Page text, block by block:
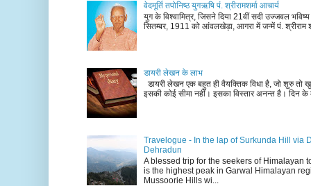
वेदमूर्ति तपोनिष्ठ युगऋषि पं. श्रीरामशर्मा आचार्य
युग के विश्वामित्र, जिसने दिया 21वीं सदी उज्जवल भविष्य
सितम्बर, 1911 को आंवलखेड़ा, आगरा में जन्में पं. श्रीराम
डायरी लेखन के लाभ
डायरी लेखन एक बहुत ही वैयक्तिक विधा है, जो शुरु तो
इसकी कोई सीमा नहीं। इसका विस्तार अनन्त है। दिन के
Travelogue - In the lap of Surkunda Hill via
Dehradun
A blessed trip for the seekers of Himalayan
is the highest peak in Garwal Himalayan
Mussoorie Hills wi...